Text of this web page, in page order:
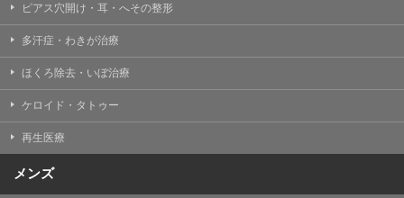
ピアス穴開け・耳・へその整形
多汗症・わきが治療
ほくろ除去・いぼ治療
ケロイド・タトゥー
再生医療
メンズ